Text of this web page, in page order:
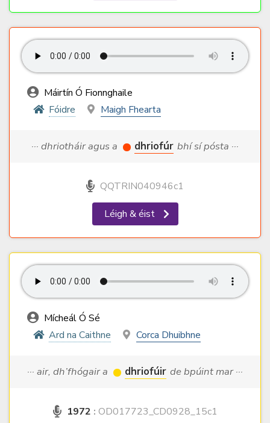
Máirtín Ó Fionnghaile
Fóidre
Maigh Fhearta
··· dhriotháir agus a dhriofúr bhí sí pósta ···
QQTRIN040946c1
Léigh & éist
Mícheál Ó Sé
Ard na Caithne
Corca Dhuibhne
··· air, dh’fhógair a dhriofúir de bpúint mar ···
1972 : OD017723_CD0928_15c1